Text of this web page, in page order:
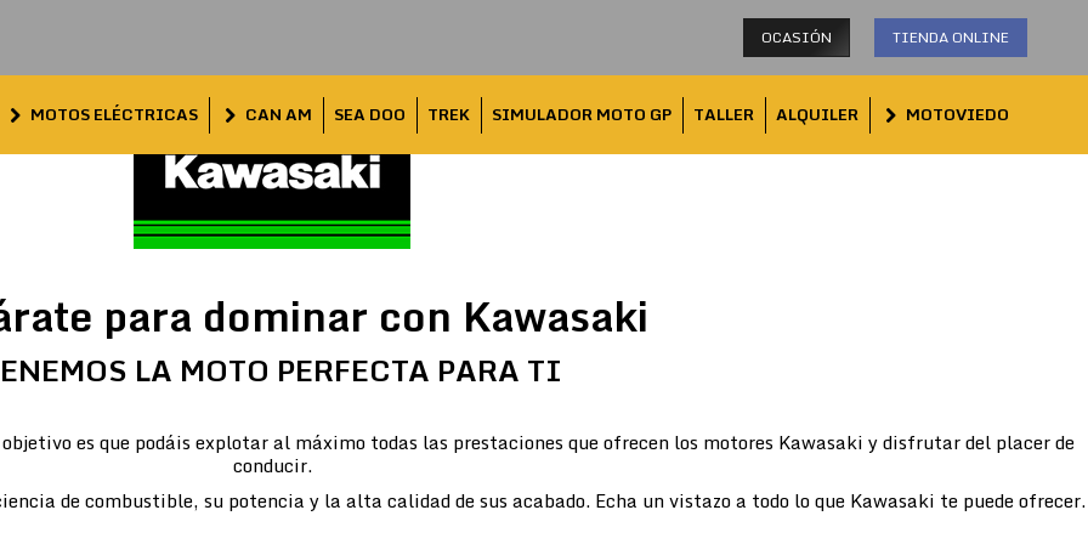
OCASIÓN TIENDA ONLINE
MOTOS ELÉCTRICAS CAN AM SEA DOO TREK SIMULADOR MOTO GP TALLER ALQUILER MOTOVIEDO
para dominar con Kawasaki
LA MOTO PERFECTA PARA TI
es que podáis explotar al máximo todas las prestaciones que ofrecen los motores Kawasaki y disfrutar del placer de
conducir.
de combustible, su potencia y la alta calidad de sus acabado. Echa un vistazo a todo lo que Kawasaki te puede ofrecer.